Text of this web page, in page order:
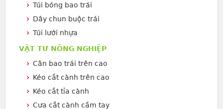
Túi bóng bao trái
Dây chun buộc trái
Túi lưới nhựa
VẬT TƯ NÔNG NGHIỆP
Cân bao trái trên cao
Kéo cắt cành trên cao
Kéo cắt tỉa cành
Cưa cắt cành cầm tay